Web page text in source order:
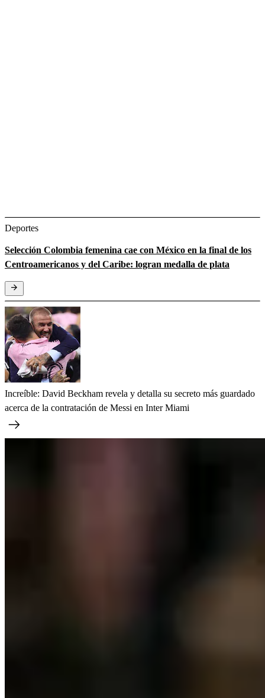
Deportes
Selección Colombia femenina cae con México en la final de los
Centroamericanos y del Caribe: logran medalla de plata
Increíble: David Beckham revela y detalla su secreto más guardado
acerca de la contratación de Messi en Inter Miami